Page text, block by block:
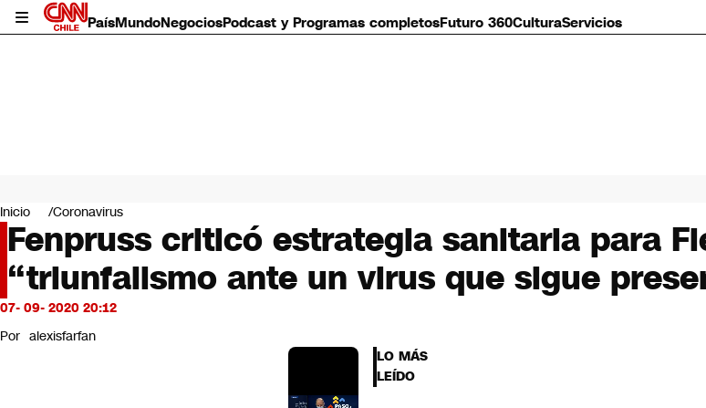
PaísMundoNegociosPodcast y Programas completosFuturo 360CulturaServicios
Mundo
Negocios
Deportes
Programas completos
Cultura
Servicios
Bits
CNN Data
Inicio Coronavirus
Fenpruss criticó estrategia sanitaria para
“triunfalismo ante un virus que sigue
07- 09- 2020 20:12
Por alexisfarfan
LO MÁS
LEÍDO